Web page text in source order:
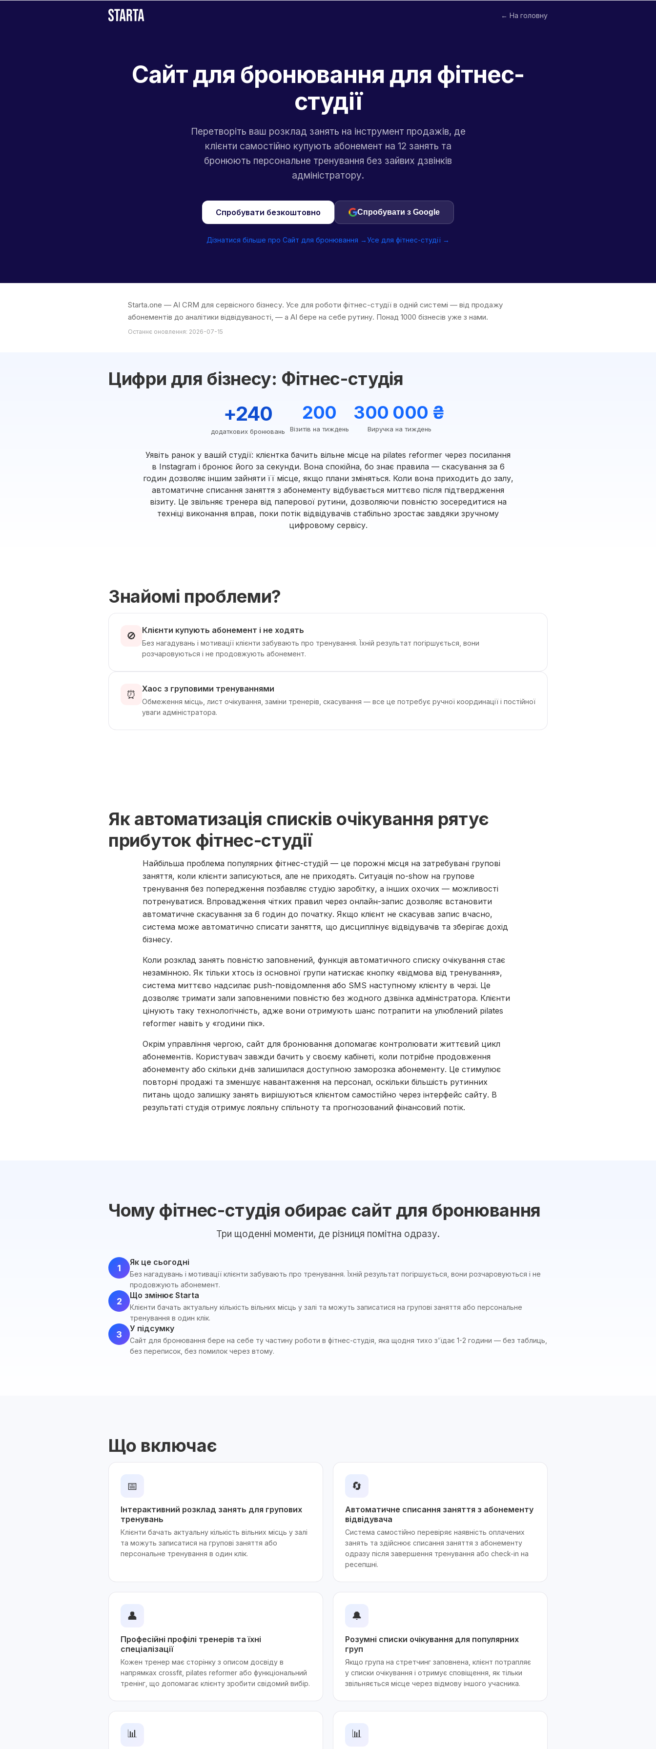
← На головну
Сайт для бронювання для фітнес-
студії
Перетворіть ваш розклад занять на інструмент продажів, де
клієнти самостійно купують абонемент на 12 занять та
бронюють персональне тренування без зайвих дзвінків
адміністратору.
Спробувати безкоштовно Спробувати з Google
Дізнатися більше про Сайт для бронювання →Усе для фітнес-студії →
Starta.one — AI CRM для сервісного бізнесу. Усе для роботи фітнес-студії в одній системі — від продажу
абонементів до аналітики відвідуваності, — а AI бере на себе рутину. Понад 1000 бізнесів уже з нами.
Останнє оновлення: 2026-07-15
Цифри для бізнесу: Фітнес-студія
+240
додаткових бронювань
200
Візитів на тиждень
300 000 ₴
Виручка на тиждень
Уявіть ранок у вашій студії: клієнтка бачить вільне місце на pilates reformer через посилання
в Instagram і бронює його за секунди. Вона спокійна, бо знає правила — скасування за 6
годин дозволяє іншим зайняти її місце, якщо плани зміняться. Коли вона приходить до залу,
автоматичне списання заняття з абонементу відбувається миттєво після підтвердження
візиту. Це звільняє тренера від паперової рутини, дозволяючи повністю зосередитися на
техніці виконання вправ, поки потік відвідувачів стабільно зростає завдяки зручному
цифровому сервісу.
Знайомі проблеми?
🚫 Клієнти купують абонемент і не ходять
Без нагадувань і мотивації клієнти забувають про тренування. Їхній результат погіршується, вони
розчаровуються і не продовжують абонемент.
⏰ Хаос з груповими тренуваннями
Обмеження місць, лист очікування, заміни тренерів, скасування — все це потребує ручної координації і постійної
уваги адміністратора.
Як автоматизація списків очікування рятує
прибуток фітнес-студії
Найбільша проблема популярних фітнес-студій — це порожні місця на затребувані групові
заняття, коли клієнти записуються, але не приходять. Ситуація no-show на групове
тренування без попередження позбавляє студію заробітку, а інших охочих — можливості
потренуватися. Впровадження чітких правил через онлайн-запис дозволяє встановити
автоматичне скасування за 6 годин до початку. Якщо клієнт не скасував запис вчасно,
система може автоматично списати заняття, що дисциплінує відвідувачів та зберігає дохід
бізнесу.
Коли розклад занять повністю заповнений, функція автоматичного списку очікування стає
незамінною. Як тільки хтось із основної групи натискає кнопку «відмова від тренування»,
система миттєво надсилає push-повідомлення або SMS наступному клієнту в черзі. Це
дозволяє тримати зали заповненими повністю без жодного дзвінка адміністратора. Клієнти
цінують таку технологічність, адже вони отримують шанс потрапити на улюблений pilates
reformer навіть у «години пік».
Окрім управління чергою, сайт для бронювання допомагає контролювати життєвий цикл
абонементів. Користувач завжди бачить у своєму кабінеті, коли потрібне продовження
абонементу або скільки днів залишилася доступною заморозка абонементу. Це стимулює
повторні продажі та зменшує навантаження на персонал, оскільки більшість рутинних
питань щодо залишку занять вирішуються клієнтом самостійно через інтерфейс сайту. В
результаті студія отримує лояльну спільноту та прогнозований фінансовий потік.
Чому фітнес-студія обирає сайт для бронювання
Три щоденні моменти, де різниця помітна одразу.
1
Як це сьогодні
Без нагадувань і мотивації клієнти забувають про тренування. Їхній результат погіршується, вони розчаровуються і не
продовжують абонемент.
2
Що змінює Starta
Клієнти бачать актуальну кількість вільних місць у залі та можуть записатися на групові заняття або персональне
тренування в один клік.
3
У підсумку
Сайт для бронювання бере на себе ту частину роботи в фітнес-студія, яка щодня тихо з'їдає 1-2 години — без таблиць,
без переписок, без помилок через втому.
Що включає
📅
Інтерактивний розклад занять для групових
тренувань
Клієнти бачать актуальну кількість вільних місць у залі
та можуть записатися на групові заняття або
персональне тренування в один клік.
🔄
Автоматичне списання заняття з абонементу
відвідувача
Система самостійно перевіряє наявність оплачених
занять та здійснює списання заняття з абонементу
одразу після завершення тренування або check-in на
ресепшні.
👤
Професійні профілі тренерів та їхні
спеціалізації
Кожен тренер має сторінку з описом досвіду в
напрямках crossfit, pilates reformer або функціональний
тренінг, що допомагає клієнту зробити свідомий вибір.
🔔
Розумні списки очікування для популярних
груп
Якщо група на стретчинг заповнена, клієнт потрапляє
у списки очікування і отримує сповіщення, як тільки
звільняється місце через відмову іншого учасника.
📊 📊